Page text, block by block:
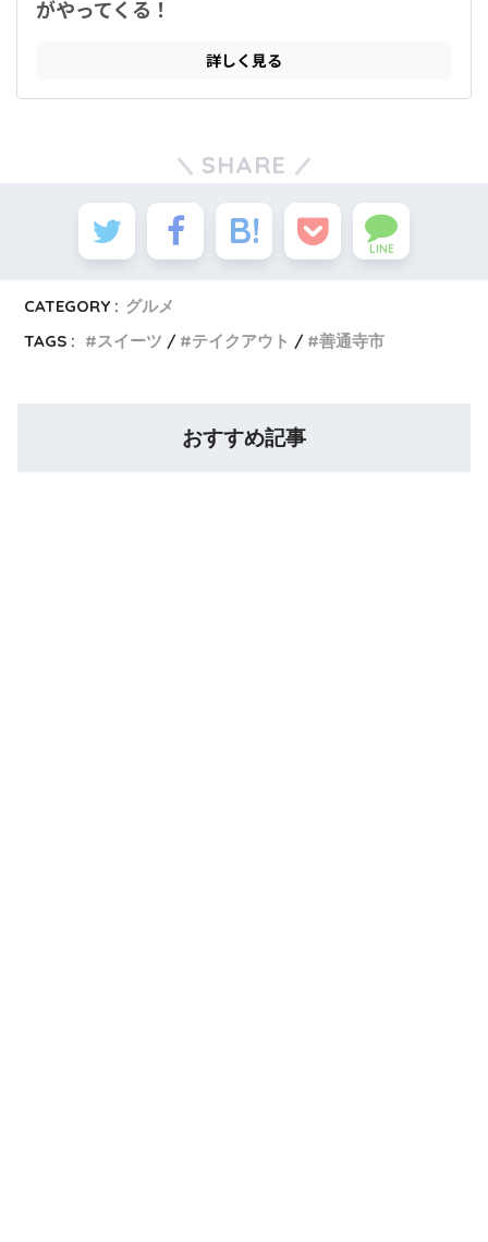
SHARE
LINE
CATEGORY : グルメ
TAGS :
スイーツ テイクアウト 善通寺市
おすすめ記事